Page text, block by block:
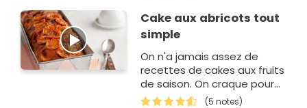
Cake aux abricots tout
simple
On n'a jamais assez de
recettes de cakes aux fruits
de saison. On craque pour
cette version aux abricots.
(5 notes)